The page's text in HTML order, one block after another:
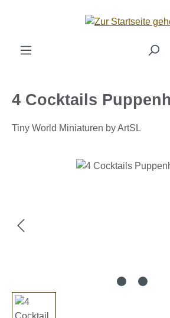
Zum Hauptinhalt springen
4 Cocktails
Tiny World Miniaturen by ArtSL
Bildergalerie überspringen